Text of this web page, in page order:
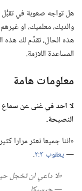
هل تواجه صعوبة في
والديك،‏ معلميك،‏ او
هذه الحال،‏ تقدِّم لك هذه
المساعدة اللازمة.‏
معلومات هامة
لا احد في غنى عن سماع
النصيحة.‏
‏«اننا جميعا نعثر مرارا
—‏يعقوب ٣:‏٢
‏.‏
‏«لا داعي ان تخجل